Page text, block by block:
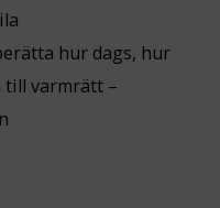
hur dags, hur
till varmrätt –